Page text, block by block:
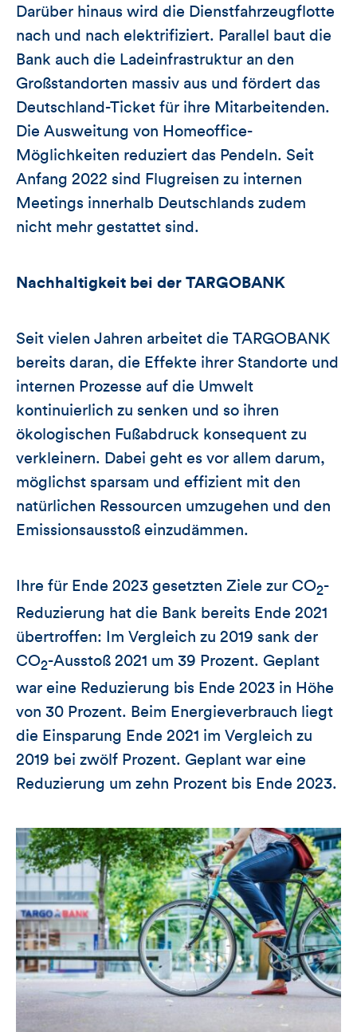
Darüber hinaus wird die Dienstfahrzeugflotte
nach und nach elektrifiziert. Parallel baut die
Bank auch die Ladeinfrastruktur an den
Großstandorten massiv aus und fördert das
Deutschland-Ticket für ihre Mitarbeitenden.
Die Ausweitung von Homeoffice-
Möglichkeiten reduziert das Pendeln. Seit
Anfang 2022 sind Flugreisen zu internen
Meetings innerhalb Deutschlands zudem
nicht mehr gestattet sind.
Nachhaltigkeit bei der TARGOBANK
Seit vielen Jahren arbeitet die TARGOBANK
bereits daran, die Effekte ihrer Standorte und
internen Prozesse auf die Umwelt
kontinuierlich zu senken und so ihren
ökologischen Fußabdruck konsequent zu
verkleinern. Dabei geht es vor allem darum,
möglichst sparsam und effizient mit den
natürlichen Ressourcen umzugehen und den
Emissionsausstoß einzudämmen.
Ihre für Ende 2023 gesetzten Ziele zur CO2-
Reduzierung hat die Bank bereits Ende 2021
übertroffen: Im Vergleich zu 2019 sank der
CO2-Ausstoß 2021 um 39 Prozent. Geplant
war eine Reduzierung bis Ende 2023 in Höhe
von 30 Prozent. Beim Energieverbrauch liegt
die Einsparung Ende 2021 im Vergleich zu
2019 bei zwölf Prozent. Geplant war eine
Reduzierung um zehn Prozent bis Ende 2023.